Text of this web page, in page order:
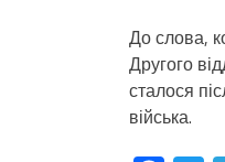
До слова,
Другого
сталося
війська.